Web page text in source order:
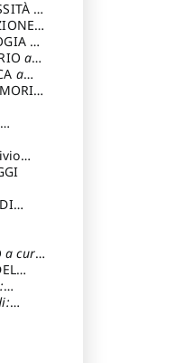
a
a
a
a
a
a cura